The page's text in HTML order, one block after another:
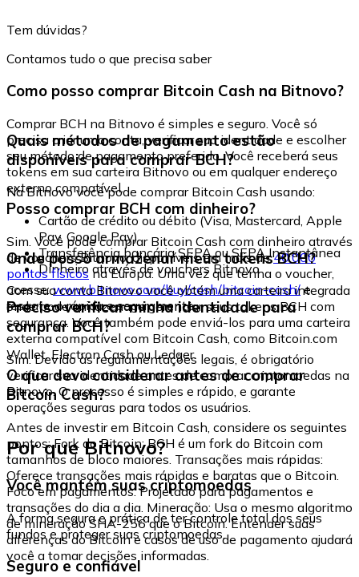
Tem dúvidas?
Contamos tudo o que precisa saber
Como posso comprar Bitcoin Cash na Bitnovo?
Comprar BCH na Bitnovo é simples e seguro. Você só
precisa criar uma conta, verificar sua identidade e escolher
seu método de pagamento preferido. Você receberá seus
tokens em sua carteira Bitnovo ou em qualquer endereço
externo compatível.
Quais métodos de pagamento estão
disponíveis para comprar BCH?
Na Bitnovo você pode comprar Bitcoin Cash usando:
Cartão de crédito ou débito (Visa, Mastercard, Apple
Pay, Google Pay)
Transferência bancária SEPA ou SEPA Instantânea
Dinheiro através de vouchers Bitnovo
Posso comprar BCH com dinheiro?
Sim. Você pode comprar Bitcoin Cash com dinheiro através
de vouchers Bitnovo, disponíveis em mais de40.000
pontos físicos na Europa. Uma vez que tenha o voucher,
acesse:www.bitnovo.com/buy/cash/bitcoin-cash/e
resgate-o rápida e seguramente.
Onde posso armazenar meus tokens BCH?
Com sua conta Bitnovo você obtém uma carteira integrada
onde pode armazenar e gerenciar seus tokens BCH com
segurança. Você também pode enviá-los para uma carteira
externa compatível com Bitcoin Cash, como Bitcoin.com
Wallet, Electron Cash ou Ledger.
Preciso verificar minha identidade para
comprar BCH?
Sim. Devido às regulamentações legais, é obrigatório
verificar sua identidade antes de comprar criptomoedas na
Bitnovo. O processo é simples e rápido, e garante
operações seguras para todos os usuários.
O que devo considerar antes de comprar
Bitcoin Cash?
Antes de investir em Bitcoin Cash, considere os seguintes
pontos: Fork do Bitcoin: BCH é um fork do Bitcoin com
tamanhos de bloco maiores. Transações mais rápidas:
Oferece transações mais rápidas e baratas que o Bitcoin.
Foco em pagamentos: Projetado para pagamentos e
transações do dia a dia. Mineração: Usa o mesmo algoritmo
de mineração SHA-256 que o Bitcoin. Entender suas
diferenças do Bitcoin e casos de uso de pagamento ajudará
você a tomar decisões informadas.
Por que Bitnovo?
Você mantém suas criptomoedas
A forma segura e prática de ter controle total dos seus
fundos e proteger suas criptomoedas.
Seguro e confiável